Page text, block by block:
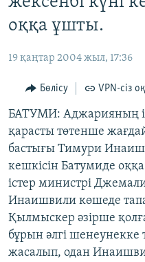
to
ӘЛЕУМЕТ
Русский
ЖАЗЫЛЫҢЫЗ
Басқа тілдерде
оққа ұшты.
19 қаңтар 2004 жыл, 17:36
Бөлісу VPN-сіз
БАТУМИ: Аджарияның
қарасты төтенше
бастығы Тимури
кешкісін Батумиде
істер министрі
Инаишвили көшеде
Қылмыскер әзірше
бұрын әлгі шенеунекке
жасалып, одан